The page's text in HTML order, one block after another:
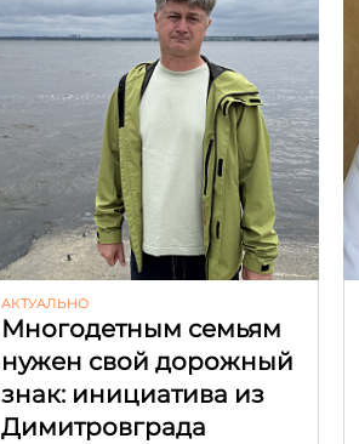
АКТУАЛЬНО
Многодетным семьям
нужен свой дорожный
знак: инициатива из
Димитровграда